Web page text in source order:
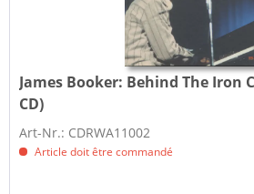
James Booker: Behind The Iron
CD)
Art-Nr.: CDRWA11002
Article doit être commandé